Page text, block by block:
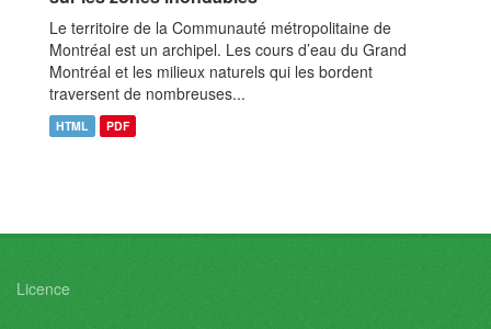
Le territoire de la Communauté métropolitaine de
Montréal est un archipel. Les cours d’eau du Grand
Montréal et les milieux naturels qui les bordent
traversent de nombreuses...
HTML PDF
Licence